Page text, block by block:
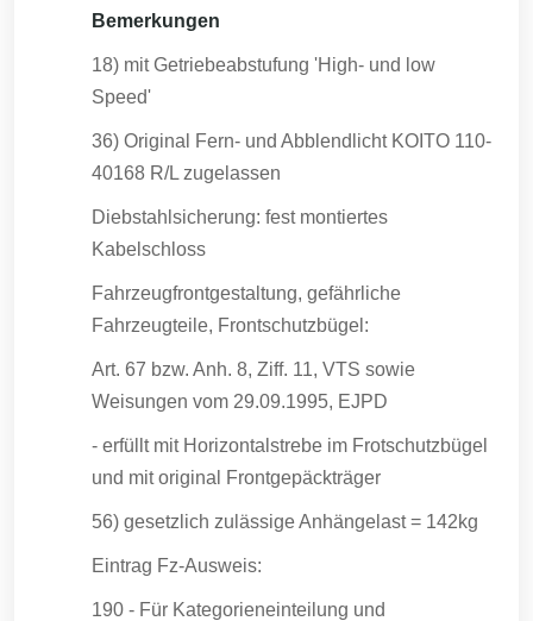
Bemerkungen
18) mit Getriebeabstufung 'High- und low
Speed'
36) Original Fern- und Abblendlicht KOITO 110-
40168 R/L zugelassen
Diebstahlsicherung: fest montiertes
Kabelschloss
Fahrzeugfrontgestaltung, gefährliche
Fahrzeugteile, Frontschutzbügel:
Art. 67 bzw. Anh. 8, Ziff. 11, VTS sowie
Weisungen vom 29.09.1995, EJPD
- erfüllt mit Horizontalstrebe im Frotschutzbügel
und mit original Frontgepäckträger
56) gesetzlich zulässige Anhängelast = 142kg
Eintrag Fz-Ausweis:
190 - Für Kategorieneinteilung und